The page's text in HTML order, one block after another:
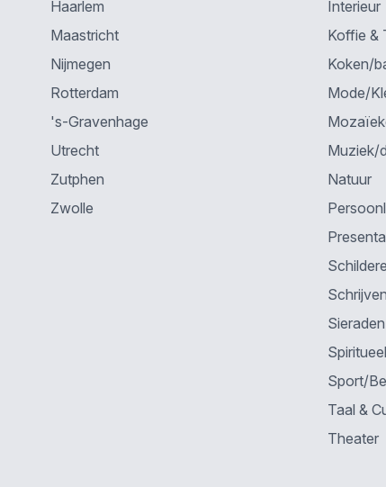
Haarlem
Maastricht
Nijmegen
Rotterdam
's-Gravenhage
Utrecht
Zutphen
Zwolle
Interieur
Koffie &
Koken/
Mode/
Muziek/
Natuur
Schrijven
Sieraden
Spiritueel
Sport/
Taal &
Theater